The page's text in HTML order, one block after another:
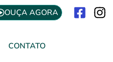
OUÇA AGORA
CONTATO